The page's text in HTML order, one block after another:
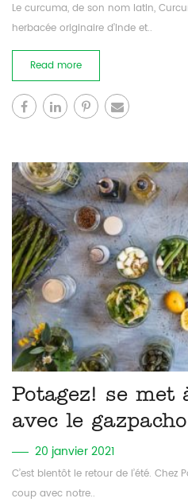
Jardin
Le curcuma, de son nom latin,
herbacée originaire d’Inde et..
Read more
Potagez! se met
avec le
20 janvier 2021
C’est bientôt le retour de l’été.
coup avec notre..